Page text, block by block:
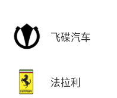
飞碟汽车
法拉利